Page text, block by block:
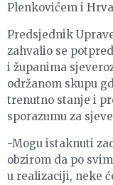
Plenkovićem i
Predsjednik
zahvalio se
i županima
održanom skupu
trenutno stanje i
sporazumu za
-Mogu istaknuti
obzirom da po
u realizaciji, neke